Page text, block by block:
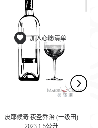
加入心愿清单
皮耶候奇 夜圣乔治 (一级田)
2023 1.5公升